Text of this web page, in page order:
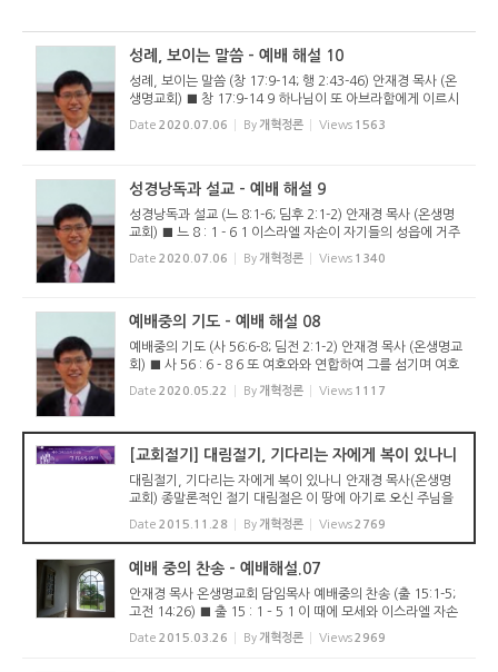
성례, 보이는 말씀 - 예배 해설 10
성례, 보이는 말씀 (창 17:9-14; 행 2:43-46) 안재경 목사 (온
생명교회) ■ 창 17:9-14 9 하나님이 또 아브라함에게 이르시
되 그런즉 너는 내 언약을 지키고 네 후손도 대대로 지키라 10
너희 중 남자는 다 할례를 받으라 이것이 나와 너희와 너희 후
Date 2020.07.06 By 개혁정론 Views 1563
성경낭독과 설교 - 예배 해설 9
성경낭독과 설교 (느 8:1-6; 딤후 2:1-2) 안재경 목사 (온생명
교회) ■ 느 8 : 1 - 6 1 이스라엘 자손이 자기들의 성읍에 거주
하였더니 일곱째 달에 이르러 모든 백성이 일제히 수문 앞 광
장에 모여 학사 에스라에게 여호와께서 이스라엘에게 명령하
Date 2020.07.06 By 개혁정론 Views 1340
예배중의 기도 - 예배 해설 08
예배중의 기도 (사 56:6-8; 딤전 2:1-2) 안재경 목사 (온생명교
회) ■ 사 56 : 6 - 8 6 또 여호와와 연합하여 그를 섬기며 여호
와의 이름을 사랑하며 그의 종이 되며 안식일을 지켜 더럽히지
아니하며 나의 언약을 굳게 지키는 이방인마다 7 내가 곧 그들
Date 2020.05.22 By 개혁정론 Views 1117
[교회절기] 대림절기, 기다리는 자에게 복이 있나니
대림절기, 기다리는 자에게 복이 있나니 안재경 목사(온생명
교회) 종말론적인 절기 대림절은 이 땅에 아기로 오신 주님을
대망하는 절기이지만 종말에 주님이 다시 오실 것을 기다리는
것도 강조한다. 이런 강조는 대림절이 도입된 프랑스 고울 지
Date 2015.11.28 By 개혁정론 Views2769
예배 중의 찬송 - 예배해설.07
안재경 목사 온생명교회 담임목사 예배중의 찬송 (출 15:1-5;
고전 14:26) ■ 출 15 : 1 – 5 1 이 때에 모세와 이스라엘 자손
이 이 노래로 여호와께 노래하니 일렀으되 내가 여호와를 찬송
하리니 그는 높고 영화로우심이요 말과 그 탄 자를 바다에 던
Date 2015.03.26 By 개혁정론 Views2969